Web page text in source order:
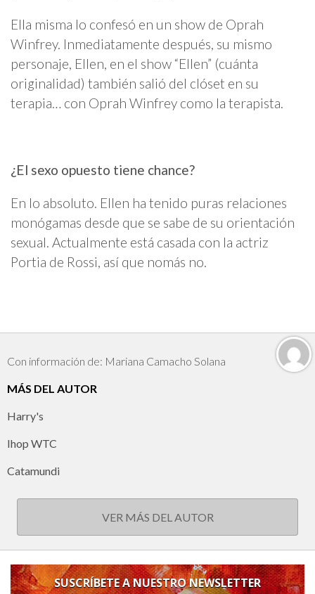
Ella misma lo confesó en un show de Oprah
Winfrey. Inmediatamente después, su mismo
personaje, Ellen, en el show “Ellen” (cuánta
originalidad) también salió del clóset en su
terapia… con Oprah Winfrey como la terapista.
¿El sexo opuesto tiene chance?
En lo absoluto. Ellen ha tenido puras relaciones
monógamas desde que se sabe de su orientación
sexual. Actualmente está casada con la actriz
Portia de Rossi, así que nomás no.
Con información de: Mariana Camacho Solana
MÁS DEL AUTOR
Harry's
Ihop WTC
Catamundi
VER MÁS DEL AUTOR
SUSCRÍBETE A NUESTRO NEWSLETTER